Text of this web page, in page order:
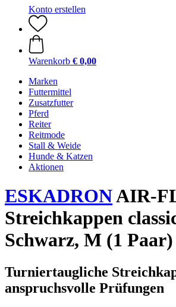
Konto erstellen
Warenkorb € 0,00
Marken
Futtermittel
Zusatzfutter
Pferd
Reiter
Reitmode
Stall & Weide
Hunde & Katzen
Aktionen
ESKADRONAIR-
Streichkappen
Schwarz, M (1 Paar)
Turniertaugliche
anspruchsvolle Prüfungen